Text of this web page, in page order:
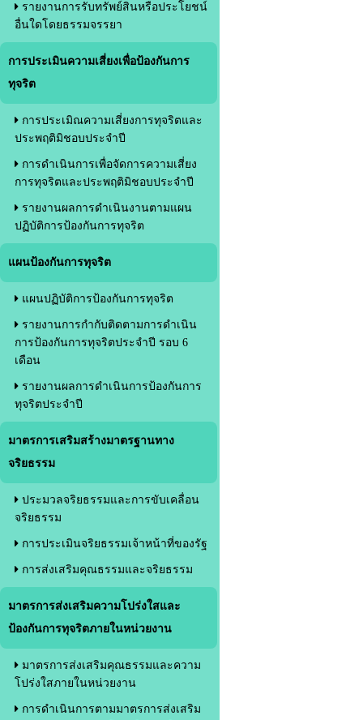
รายงานการรับทรัพย์สินหรือประโยชน์
อื่นใดโดยธรรมจรรยา
การประเมินความเสี่ยงเพื่อป้องกันการ
ทุจริต
การประเมิณความเสี่ยงการทุจริตและ
ประพฤติมิชอบประจำปี
การดำเนินการเพื่อจัดการความเสี่ยง
การทุจริตและประพฤติมิชอบประจำปี
รายงานผลการดำเนินงานตามแผน
ปฏิบัติการป้องกันการทุจริต
แผนป้องกันการทุจริต
แผนปฏิบัติการป้องกันการทุจริต
รายงานการกำกับติดตามการดำเนิน
การป้องกันการทุจริตประจำปี รอบ 6
เดือน
รายงานผลการดำเนินการป้องกันการ
ทุจริตประจำปี
มาตรการเสริมสร้างมาตรฐานทาง
จริยธรรม
ประมวลจริยธรรมและการขับเคลื่อน
จริยธรรม
การประเมินจริยธรรมเจ้าหน้าที่ของรัฐ
การส่งเสริมคุณธรรมและจริยธรรม
มาตรการส่งเสริมความโปร่งใสและ
ป้องกันการทุจริตภายในหน่วยงาน
มาตรการส่งเสริมคุณธรรมและความ
โปร่งใสภายในหน่วยงาน
การดำเนินการตามมาตรการส่งเสริม